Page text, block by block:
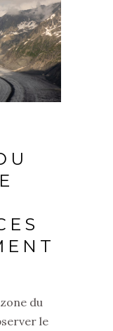
du
le